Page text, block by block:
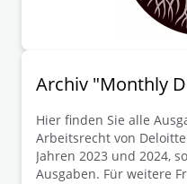
Archiv "Monthly
Hier finden Sie alle
Arbeitsrecht von
Jahren 2023 und 2024,
Ausgaben. Für weitere